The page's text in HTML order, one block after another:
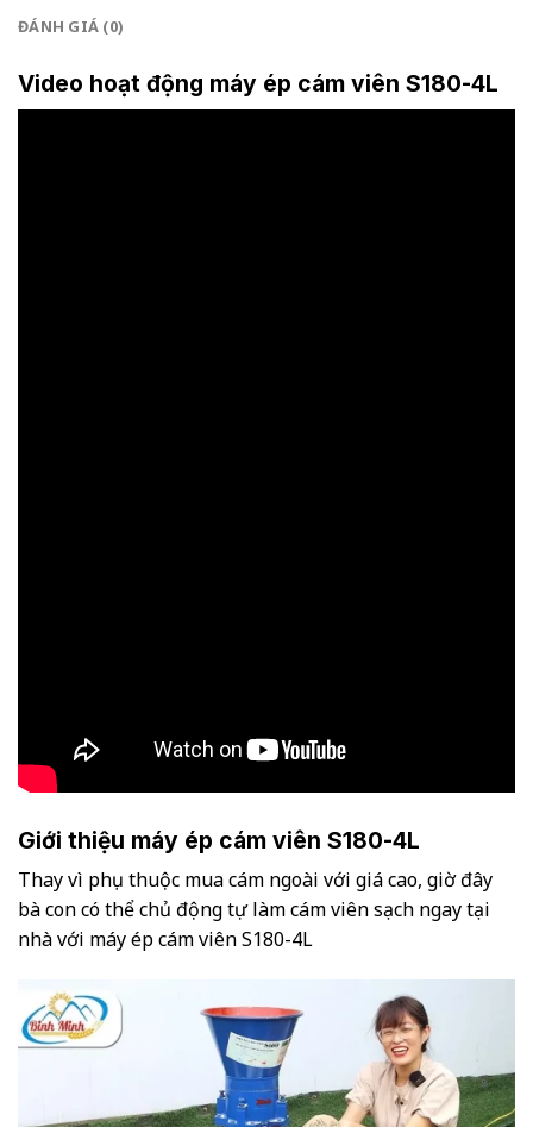
ĐÁNH GIÁ (0)
Video hoạt động máy ép cám viên S180-4L
Giới thiệu máy ép cám viên S180-4L
Thay vì phụ thuộc mua cám ngoài với giá cao, giờ đây
bà con có thể chủ động tự làm cám viên sạch ngay tại
nhà với máy ép cám viên S180-4L